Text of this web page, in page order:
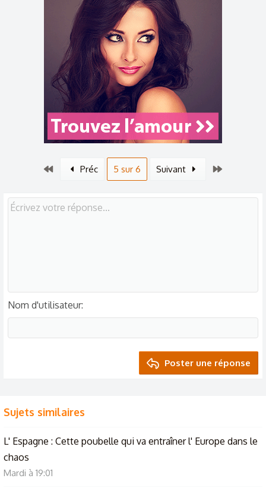
PremierPréc 5 sur 6 Suivant
Nom d'utilisateur
Poster une réponse
Sujets similaires
L' Espagne : Cette poubelle qui va entraîner l' Europe dans le
chaos
Mardi à 19:01